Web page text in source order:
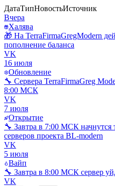
ДатаТипНовостьИсточник
Вчера
Халява
🎁 На TerraFirmaGregModern
пополнение баланса
VK
16 июля
Обновление
🔧 Сервера TerraFirmaGreg
8:00 МСК
VK
7 июля
Открытие
🔧 Завтра в 7:00 МСК начнутся
серверов проекта BL-modern
VK
5 июля
Вайп
🔧 Завтра в 8:00 МСК сервер
VK